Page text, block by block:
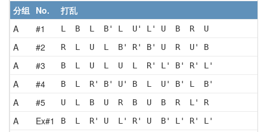
分组 No.
打乱
A
#1 L  B  L  B' L  U' L' U  B  R  U
A #2 R  L  U  L  B' R' B' U  R  U' B
A #3 B  L  U  L  U  L  R' L' B' R' L'
A #4 B  L  R' B' U' B  L  U' B' L  B'
A #5 U  L  B  U  R  B  U  B  R  L' R
A Ex#1 B  L  R' U  L' R' U  B' L' R' L'